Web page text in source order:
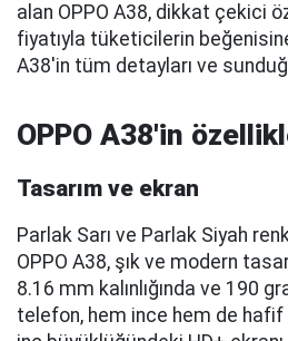
alan OPPO A38, dikkat çekici
fiyatıyla tüketicilerin
A38'in tüm detayları ve
OPPO A38'in
Tasarım ve ekran
Parlak Sarı ve Parlak Siyah
OPPO A38, şık ve modern
8.16 mm kalınlığında ve 190
telefon, hem ince hem de hafif